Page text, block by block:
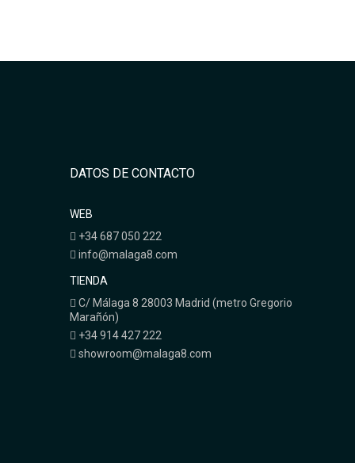
DATOS DE CONTACTO
WEB
+34 687 050 222
info@malaga8.com
TIENDA
C/ Málaga 8 28003 Madrid (metro Gregorio
Marañón)
+34 914 427 222
showroom@malaga8.com